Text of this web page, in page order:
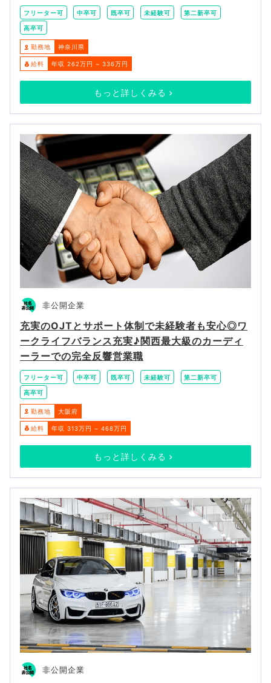
フリーター可 中卒可 既卒可 未経験可 第二新卒可
高卒可
勤務地 神奈川県
給料 年収 262万円 ~ 336万円
もっと詳しくみる
非公開企業
充実のOJTとサポート体制で未経験者も安心◎ワ
ークライフバランス充実♪関西最大級のカーディ
ーラーでの完全反響営業職
フリーター可 中卒可 既卒可 未経験可 第二新卒可
高卒可
勤務地 大阪府
給料 年収 313万円 ~ 468万円
もっと詳しくみる
非公開企業